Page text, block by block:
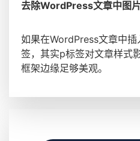
去除WordPress文章中图
如果在WordPress文章中
签，其实p标签对文章样式
框架边缘足够美观。